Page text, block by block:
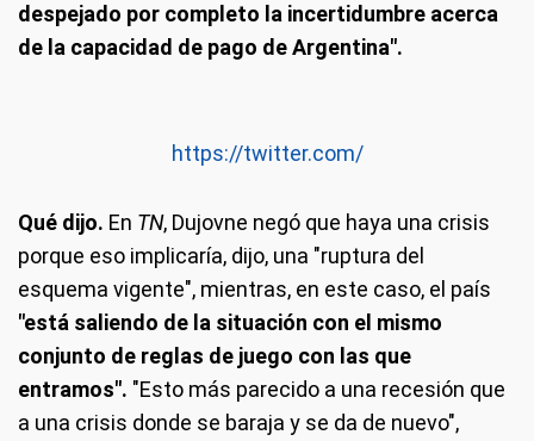
despejado por completo la incertidumbre acerca
de la capacidad de pago de Argentina".
https://twitter.com/
Qué dijo. En TN, Dujovne negó que haya una crisis
porque eso implicaría, dijo, una "ruptura del
esquema vigente", mientras, en este caso, el país
"está saliendo de la situación con el mismo
conjunto de reglas de juego con las que
entramos". "Esto más parecido a una recesión que
a una crisis donde se baraja y se da de nuevo",